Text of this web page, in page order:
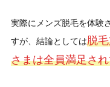
実際にメンズ脱毛を体験
すが、結論としては脱
さまは全員満足さ